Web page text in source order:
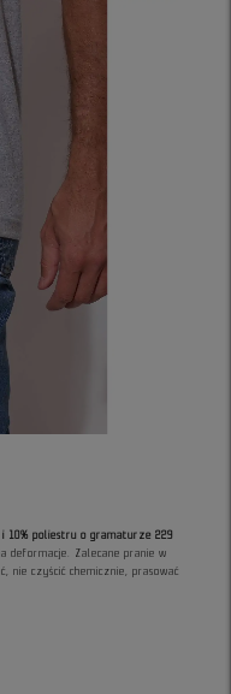
10% poliestru o gramaturze 229
deformacje. Zalecane pranie w
nie czyścić chemicznie, prasować